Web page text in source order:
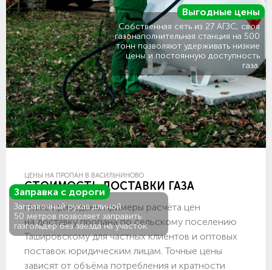
Заправка с дороги
Заправочный рукав длиной
50 метров позволяет заправить
газгольдер без заезда на участок.
Выгодные цены
Собственная сеть из 27 АГЗС, своя
газонаполнительная станция на 500
тонн позволяют удерживать низкие
цены и постоянную доступность
газа.
ЦЕНЫ НА ПРОПАН В ВАСИЛЬЧИНОВО
СТОИМОСТЬ ДОСТАВКИ ГАЗА
Ниже приведены примеры расчёта цен
на доставку пропана по сельскому поселению
Ташировскому для частных клиентов и оптовых
поставок юридическим лицам. Точные цены
зависят от объёма потребления и кратности